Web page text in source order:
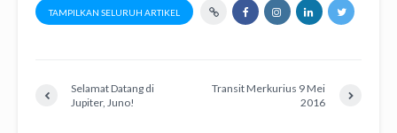
TAMPILKAN SELURUH ARTIKEL
Selamat Datang di
Jupiter, Juno!
Transit Merkurius 9 Mei
2016